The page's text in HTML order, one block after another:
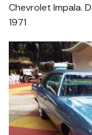
Chevrolet Impala.
1971